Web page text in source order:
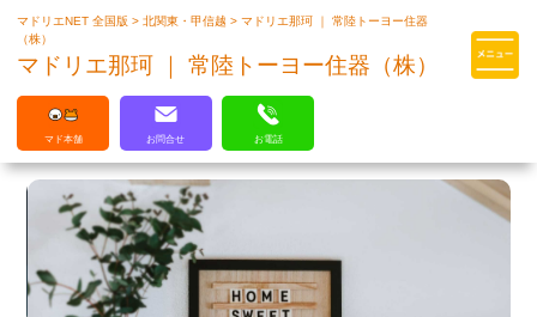
マドリエはLIXILの厳しい基準を
マドリエNET 全国版>北関東・甲信越>マドリエ那珂 ｜ 常陸トーヨー住器
（株）
マドリエ那珂 ｜ 常陸トーヨー住器（株）
マド本舗 お問合せ お電話